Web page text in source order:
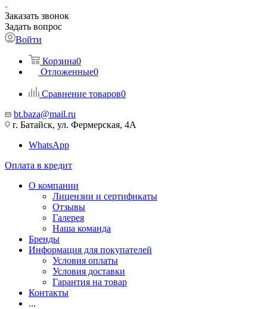
Заказать звонок
Задать вопрос
Войти
Корзина0
Отложенные0
Сравнение товаров0
bt.baza@mail.ru
г. Батайск, ул. Фермерская, 4А
WhatsApp
Оплата в кредит
О компании
Лицензии и сертификаты
Отзывы
Галерея
Наша команда
Бренды
Информация для покупателей
Условия оплаты
Условия доставки
Гарантия на товар
Контакты
...